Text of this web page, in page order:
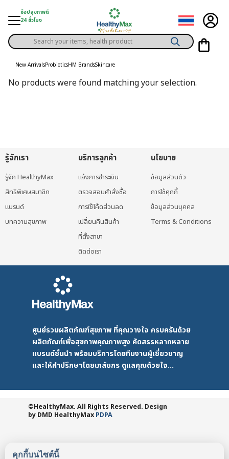
content
ช้อปสุขภาพดี
24 ชั่วโมง
Solution
Products
search
New ArrivalsProbioticsHM BrandsSkincare
No products were found matching your selection.
คุกกี้บนไซต์นี้
รู้จักเรา
รู้จัก HealthyMax
สิทธิพิเศษสมาชิก
แบรนด์
บทความสุขภาพ
บริการลูกค้า
แจ้งการชำระเงิน
ตรวจสอบคำสั่งซื้อ
การใช้โค้ดส่วนลด
เปลี่ยนคืนสินค้า
ที่ตั้งสาขา
ติดต่อเรา
นโยบาย
ข้อมูลส่วนตัว
การใช้คุกกี้
ข้อมูลส่วนบุคคล
Terms & Conditions
ศูนย์รวมผลิตภัณฑ์สุขภาพ ที่คุณวางใจ ครบครันด้วย
ผลิตภัณฑ์เพื่อสุขภาพคุณภาพสูง คัดสรรหลากหลาย
แบรนด์ชั้นนำ พร้อมบริการโดยทีมงานผู้เชี่ยวชาญ
และให้คำปรึกษาโดยเภสัชกร ดูแลคุณด้วยใจ...
©HealthyMax. All Rights Reserved. Design
by DMD HealthyMax PDPA